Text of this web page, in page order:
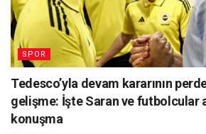
SPOR
Tedesco’yla devam kararının
gelişme: İşte Saran ve futbolcular
konuşma